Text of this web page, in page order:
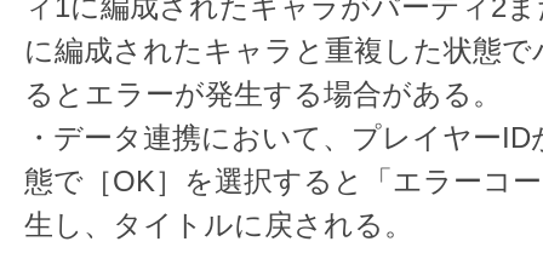
ィ1に編成されたキャラがパーティ2
に編成されたキャラと重複した状態
るとエラーが発生する場合がある。
・データ連携において、プレイヤーID
態で［OK］を選択すると「エラーコ
生し、タイトルに戻される。